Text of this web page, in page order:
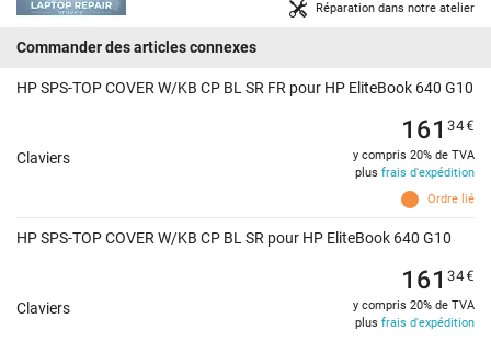
Réparation dans notre atelier
Commander des articles connexes
HP SPS-TOP COVER W/KB CP BL SR FR pour HP EliteBook 640 G10
Claviers
Ordre lié
161 34€
y compris 20% de TVA
plus frais d'expédition
HP SPS-TOP COVER W/KB CP BL SR pour HP EliteBook 640 G10
Claviers
161 34€
y compris 20% de TVA
plus frais d'expédition